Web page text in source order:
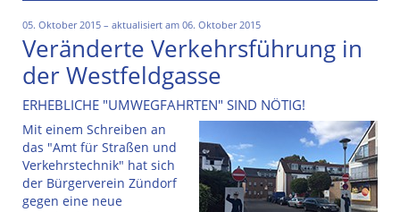
05. Oktober 2015 – aktualisiert am 06. Oktober 2015
Veränderte Verkehrsführung in
der Westfeldgasse
ERHEBLICHE "UMWEGFAHRTEN" SIND NÖTIG!
Mit einem Schreiben an
das "Amt für Straßen und
Verkehrstechnik" hat sich
der Bürgerverein Zündorf
gegen eine neue